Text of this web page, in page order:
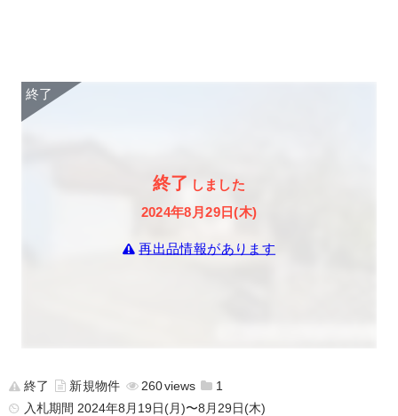
終了 しました
2024年8月29日(木)
再出品情報があります
終了 新規物件 260
1
入札期間 2024年8月19日(月)〜8月29日(木)